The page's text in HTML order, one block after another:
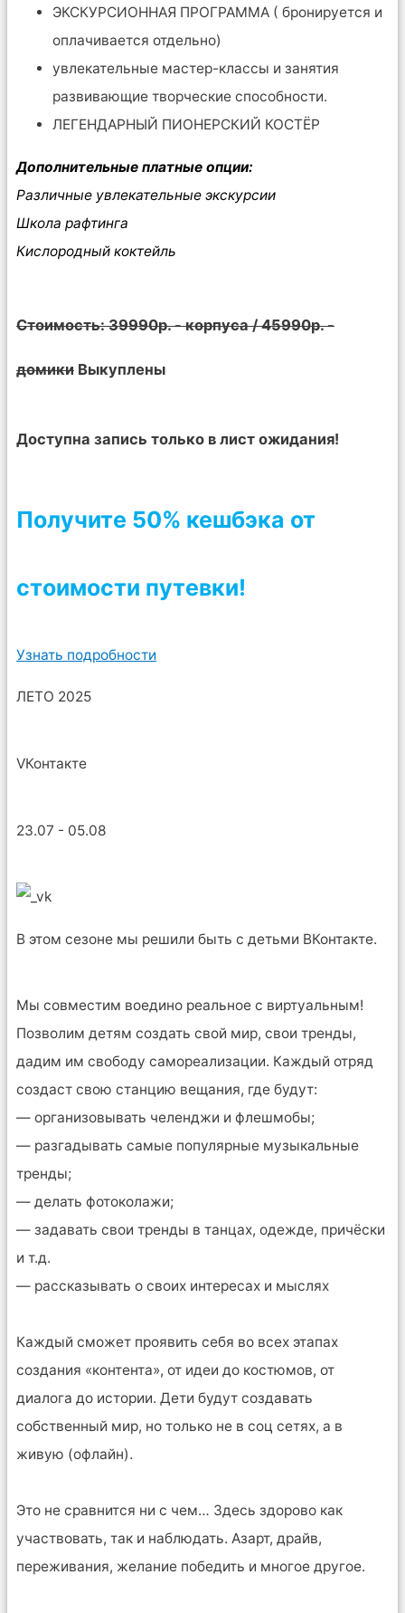
ЭКСКУРСИОННАЯ ПРОГРАММА ( бронируется и
оплачивается отдельно)
увлекательные мастер-классы и занятия
развивающие творческие способности.
ЛЕГЕНДАРНЫЙ ПИОНЕРСКИЙ КОСТËР
Дополнительные платные опции:
Различные увлекательные экскурсии
Школа рафтинга
Кислородный коктейль
Стоимость: 39990р. - корпуса / 45990р. -
домики Выкуплены
Доступна запись только в лист ожидания!
Получите 50% кешбэка от
стоимости путевки!
Узнать подробности
ЛЕТО 2025
VКонтакте
23.07 - 05.08
В этом сезоне мы решили быть с детьми ВКонтакте.
Мы совместим воедино реальное с виртуальным!
Позволим детям создать свой мир, свои тренды,
дадим им свободу самореализации. Каждый отряд
создаст свою станцию вещания, где будут:
— организовывать челенджи и флешмобы;
— разгадывать самые популярные музыкальные
тренды;
— делать фотоколажи;
— задавать свои тренды в танцах, одежде, причёски
и т.д.
— рассказывать о своих интересах и мыслях
Каждый сможет проявить себя во всех этапах
создания «контента», от идеи до костюмов, от
диалога до истории. Дети будут создавать
собственный мир, но только не в соц сетях, а в
живую (офлайн).
Это не сравнится ни с чем… Здесь здорово как
участвовать, так и наблюдать. Азарт, драйв,
переживания, желание победить и многое другое.